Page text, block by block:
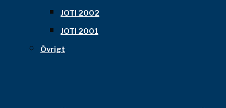
JOTI 2002
JOTI 2001
Övrigt